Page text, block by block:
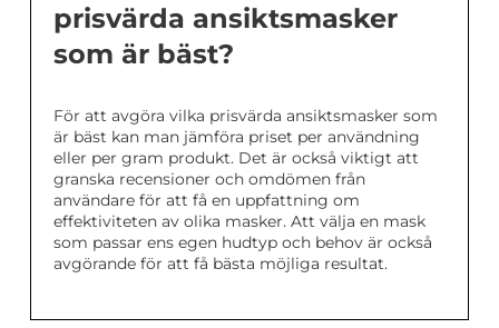
prisvärda ansiktsmasker
som är bäst?
För att avgöra vilka prisvärda ansiktsmasker som
är bäst kan man jämföra priset per användning
eller per gram produkt. Det är också viktigt att
granska recensioner och omdömen från
användare för att få en uppfattning om
effektiviteten av olika masker. Att välja en mask
som passar ens egen hudtyp och behov är också
avgörande för att få bästa möjliga resultat.